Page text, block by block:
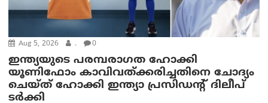
Aug 5, 2026 . 0
ഇന്ത്യയുടെ പരമ്പരാഗത ഹോക്കി
യൂണിഫോം കാവിവത്ക്കരിച്ചതിനെ ചോദ്യം
ചെയ്ത് ഹോക്കി ഇന്ത്യാ പ്രസിഡന്റ് ദിലീപ്
ടര്‍ക്കി